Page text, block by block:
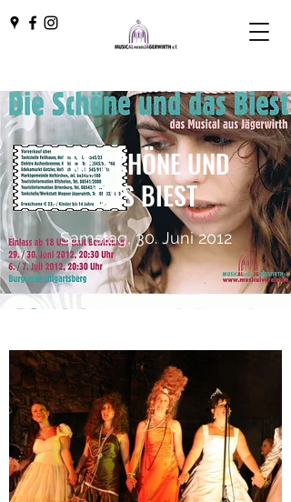
DIE SCHÖNE UND
DAS BIEST
Samstag, 30. Juni 2012